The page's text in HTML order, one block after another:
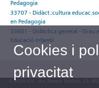
Pedagogia
33707 - Didàct.:cultura
en Pedagogia
33601 - Didàctica general - Grau
Educació Infantil
© 2026 UV. - Av. Blasco Ibáñez, 13.
Cookies i
privacitat